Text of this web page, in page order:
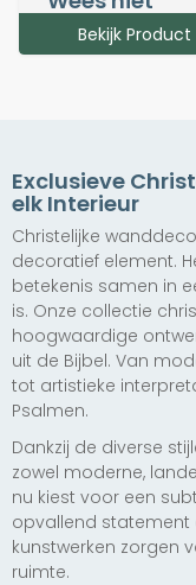
bezorgd
vanaf € 147,50
Bekijk Product
Last van
Bestel
akoestische
panelen bij je
Meer info
Exclusief
Yawn of the
Lion
vanaf € 147,50
Bekijk Product
Exclusief
Het is
vanaf € 147,50
Bekijk Product
Exclusief
Roar
vanaf € 147,50
Bekijk Product
Exclusief
Gelouterd als
Goud
vanaf € 147,50
Bekijk Product
Exclusieve
elk Interieur
Christelijke
decoratief element.
betekenis samen in
is. Onze collectie
hoogwaardige
uit de Bijbel. Van
tot artistieke
Psalmen.
Dankzij de diverse
zowel moderne,
nu kiest voor een
opvallend statement
kunstwerken zorgen
ruimte.